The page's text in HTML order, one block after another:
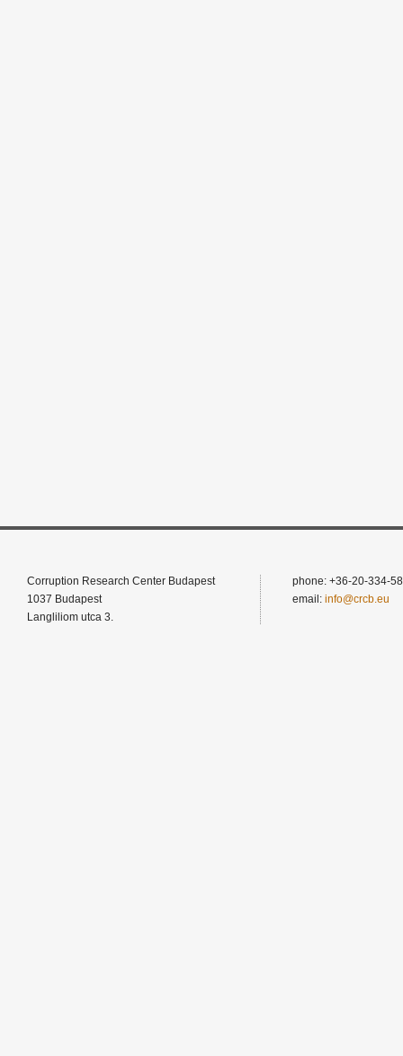
Corruption Research Center Budapest
1037 Budapest
Langliliom utca 3.
phone: +36-20-334-
email: info@crcb.eu